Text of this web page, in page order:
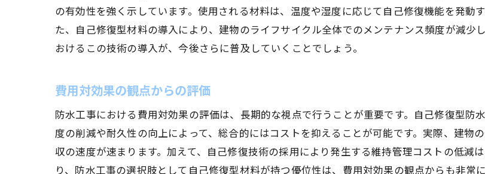
の有効性を強く示しています。使用される材料は、温度や湿度に応じて自己修復機能を発動
た、自己修復型材料の導入により、建物のライフサイクル全体でのメンテナンス頻度が減少
おけるこの技術の導入が、今後さらに普及していくことでしょう。
費用対効果の観点からの評価
防水工事における費用対効果の評価は、長期的な視点で行うことが重要です。自己修復型防
度の削減や耐久性の向上によって、総合的にはコストを抑えることが可能です。実際、建物
収の速度が速まります。加えて、自己修復技術の採用により発生する維持管理コストの低減
り、防水工事の選択肢として自己修復型材料が持つ優位性は、費用対効果の観点からも非常